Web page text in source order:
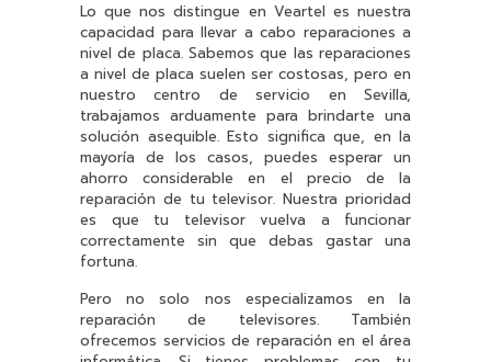
Lo que nos distingue en Veartel es nuestra
capacidad para llevar a cabo reparaciones a
nivel de placa. Sabemos que las reparaciones
a nivel de placa suelen ser costosas, pero en
nuestro centro de servicio en Sevilla,
trabajamos arduamente para brindarte una
solución asequible. Esto significa que, en la
mayoría de los casos, puedes esperar un
ahorro considerable en el precio de la
reparación de tu televisor. Nuestra prioridad
es que tu televisor vuelva a funcionar
correctamente sin que debas gastar una
fortuna.
Pero no solo nos especializamos en la
reparación de televisores. También
ofrecemos servicios de reparación en el área